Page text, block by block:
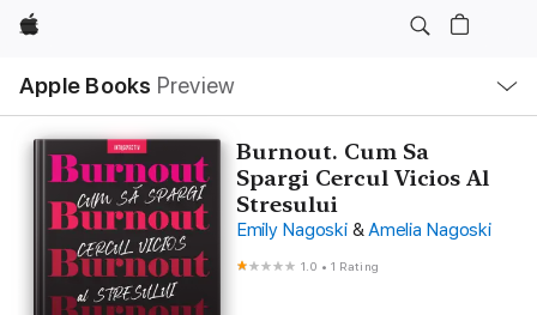
Apple
Apple Books Preview
Nav
Open
Menu
Burnout. Cum Sa
Spargi Cercul Vicios Al
Stresului
Emily Nagoski & Amelia Nagoski
1.0 •1 Rating